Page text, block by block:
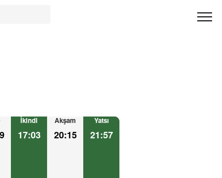
İkindi
17:03
Akşam
20:15
Yatsı
21:57